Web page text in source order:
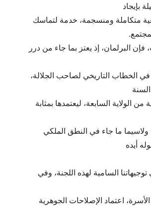
بإيجاد
متكاملة ومنسجمة، خدمة لتماسك
فإن البرلمان، إذ يعتز بما جاء من درر
في الخطاب التاريخي لصاحب الجلالة،
من الولاية السابعة، ليعتمدها بمثابة
ولاسيما ما جاء في النطق الملكي
أيده
توجيهاتنا السامية لهذه اللجنة، وفي
اعتماد الإصلاحات الجوهرية